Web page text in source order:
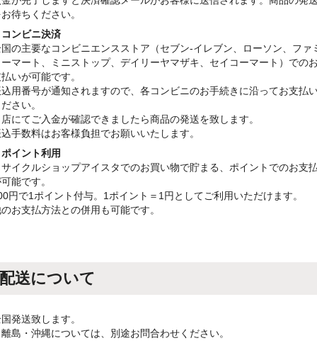
待ちください。
ンビニ決済
の主要なコンビニエンスストア（セブン-イレブン、ローソン、ファ
マート、ミニストップ、デイリーヤマザキ、セイコーマート）での
いが可能です。
用番号が通知されますので、各コンビニのお手続きに沿ってお支払
さい。
にてご入金が確認できましたら商品の発送を致します。
手数料はお客様負担でお願いいたします。
イント利用
イクルショップアイスタでのお買い物で貯まる、ポイントでのお支
能です。
円で1ポイント付与。1ポイント＝1円としてご利用いただけます。
お支払方法との併用も可能です。
配送について
発送致します。
島・沖縄については、別途お問合わせください。